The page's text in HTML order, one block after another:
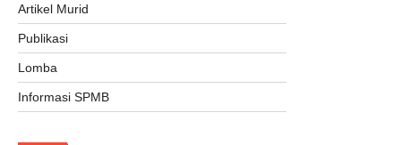
Artikel Murid
Publikasi
Lomba
Informasi SPMB